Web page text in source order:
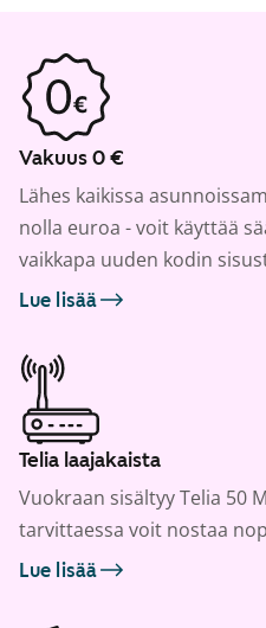
Vakuus 0 €
Lähes kaikissa
nolla euroa - voit käyttää
vaikkapa uuden kodin
Lue lisää
Telia laajakaista
Vuokraan sisältyy Telia 50
tarvittaessa voit nostaa
Lue lisää